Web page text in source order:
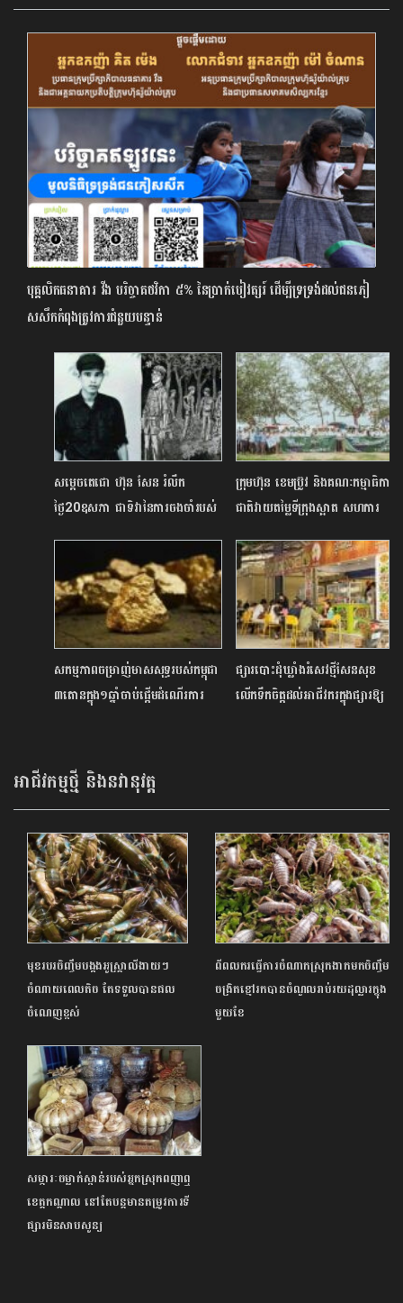
បុគ្គលិកធនាគារ វីង បរិច្ចាគថវិកា ៥% នៃប្រាក់បៀវត្សរ៍ ដើម្បី​ទ្រទ្រង់ដល់ជនភៀ
សសឹកកំពុងត្រូវការជំនួយបន្ទាន់
សម្ដេចតេជោ ហ៊ុន សែន រំលឹក
ថ្ងៃ20ឧសភា ជាទិវានៃការចងចាំរបស់
ក្រុមហ៊ុន ខេមប្រ៊ូវ និងគណៈកម្មាធិការ
ជាតិវាយតម្លៃទីក្រុងស្អាត សហការ
ប្រធានបទ «កម្ពុជាស្អាត កម្ពុជា
បៃតង» នៅខេត្តព្រះសីហនុ
សកម្មភាពចម្រាញ់មាសសុទ្ធរបស់កម្ពុជា
៣តោនក្នុង១ឆ្នាំចាប់ផ្តើមដំណើរការ
ផ្សារបោះដុំឃ្លាំងរំសេវថ្មីសែនសុខ
លើកទឹកចិត្តដល់អាជីវករក្នុងផ្សារឱ្យ
អាជីវកម្មថ្មី និងនវានុវត្ត
មុខរបរចិញ្ចឹមបង្កងអូស្ត្រាលីងាយៗ
ចំណាយពេលតិច តែទទួលបានផល
ចំណេញខ្ពស់
ពីពលករធ្វើការចំណាកស្រុកងាកមកចិញ្ចឹម
ចង្រិតខ្មៅរកបានចំណូលរាប់រយដុល្លារក្នុង
មួយខែ
សម្ភារៈចម្លាក់ស្ពាន់របស់អ្នកស្រុកពញាឮ
ខេត្តកណ្តាល នៅតែបន្តមានតម្រូវការទី
ផ្សារមិនសាបសូន្យ